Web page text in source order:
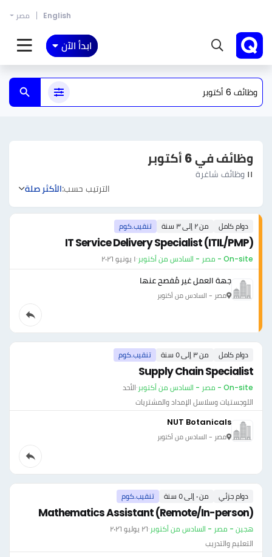
English مصر
ابدأ الآن
وظائف في 6 أكتوبر
١١ وظائف شاغرة
الترتيب حسب:الأكثر صلة
دوام كامل من ٢ إلى ٣ سنة تنقيب.كوم
IT Service Delivery Specialist (ITIL/PMP)
On-site - مصر - السادس من أكتوبر ·١ يونيو ٢٠٢٦
جهة العمل غير مُفصح عنها
مصر - السادس من أكتوبر
دوام كامل من ٣ إلى ٥ سنة تنقيب.كوم
Supply Chain Specialist
On-site - مصر - السادس من أكتوبر ·الأحد
اللوجستيات وسلاسل الإمداد والمشتريات
NUT Botanicals
مصر - السادس من أكتوبر
دوام جزئي من ٠ إلى ٥ سنة تنقيب.كوم
Mathematics Assistant (Remote/In-person)
هجين - مصر - السادس من أكتوبر·٢٦ يوليو ٢٠٢٦
التعليم والتدريب